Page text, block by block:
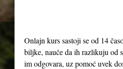
Onlajn kurs sastoji se od 14
biljke, nauče da ih razlikuju od
im odgovara, uz pomoć uvek